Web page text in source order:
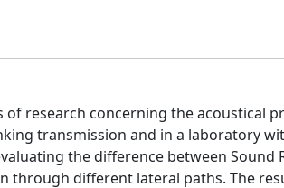
of research concerning the acoustical
transmission and in a laboratory
the difference between
through different lateral paths. The